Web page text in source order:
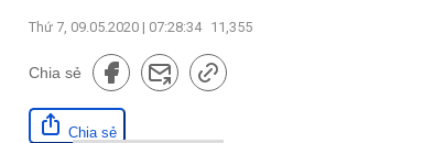
Thứ 7, 09.05.2020 | 07:28:34 11,355
Chia sẻ
Chia sẻ